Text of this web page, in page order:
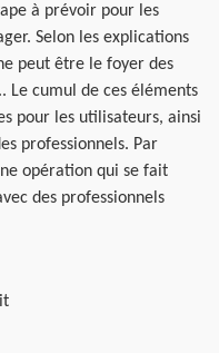
à prévoir pour les
Selon les explications
peut être le foyer des
Le cumul de ces éléments
pour les utilisateurs, ainsi
professionnels. Par
opération qui se fait
des professionnels